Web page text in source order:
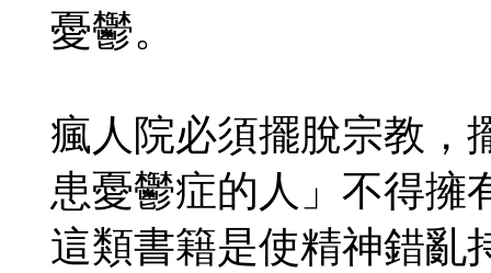
憂鬱。
瘋人院必須擺脫宗教，
患憂鬱症的人」不得擁
這類書籍是使精神錯亂